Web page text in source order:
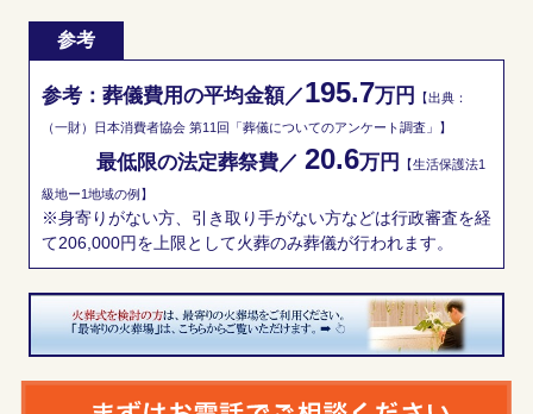
参考
参考：葬儀費用の平均金額／195.7万円 【出典：
（一財）日本消費者協会 第11回「葬儀についてのアンケート調査」】
最低限の法定葬祭費／ 20.6万円 【生活保護法1
級地ー1地域の例】
※身寄りがない方、引き取り手がない方などは行政審査を経
て206,000円を上限として火葬のみ葬儀が行われます。